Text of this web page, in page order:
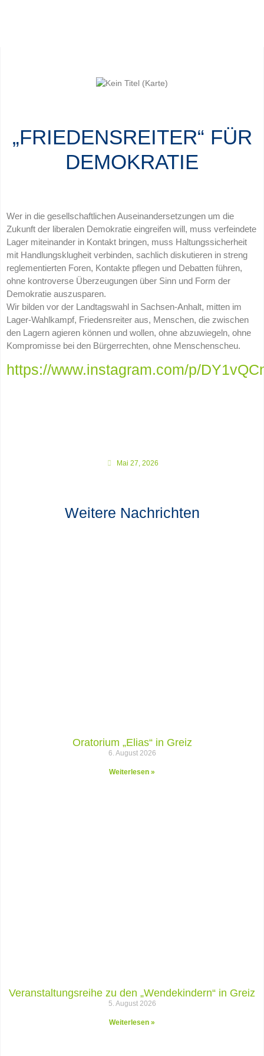
„FRIEDENSREITER“ FÜR
DEMOKRATIE
Wer in die gesellschaftlichen Auseinandersetzungen um die
Zukunft der liberalen Demokratie eingreifen will, muss verfeindete
Lager miteinander in Kontakt bringen, muss Haltungssicherheit
mit Handlungsklugheit verbinden, sachlich diskutieren in streng
reglementierten Foren, Kontakte pflegen und Debatten führen,
ohne kontroverse Überzeugungen über Sinn und Form der
Demokratie auszusparen.
Wir bilden vor der Landtagswahl in Sachsen-Anhalt, mitten im
Lager-Wahlkampf, Friedensreiter aus, Menschen, die zwischen
den Lagern agieren können und wollen, ohne abzuwiegeln, ohne
Kompromisse bei den Bürgerrechten, ohne Menschenscheu.
https://www.instagram.com/p/
Mai 27, 2026
Weitere Nachrichten
Oratorium „Elias“ in Greiz
6. August 2026
Weiterlesen »
Veranstaltungsreihe zu den „Wendekindern“ in Greiz
5. August 2026
Weiterlesen »